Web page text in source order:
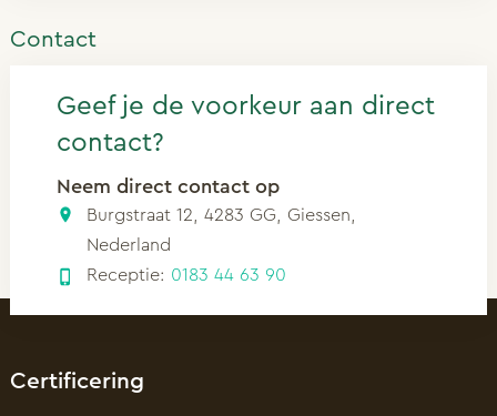
Contact
Geef je de voorkeur aan direct
contact?
Neem direct contact op
Burgstraat 12, 4283 GG, Giessen,
Nederland
Receptie: 0183 44 63 90
Certificering